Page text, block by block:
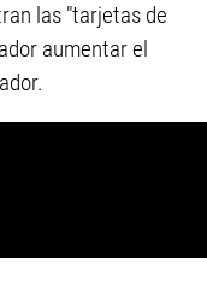
las "tarjetas de
aumentar el